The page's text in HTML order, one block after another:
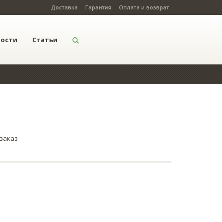
Доставка Гарантия Оплата и возврат
Статьи